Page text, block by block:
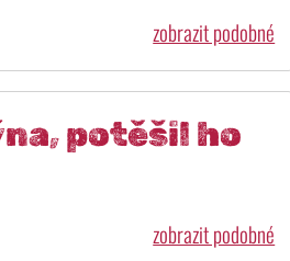
zobrazit podobné
potěšil ho
zobrazit podobné